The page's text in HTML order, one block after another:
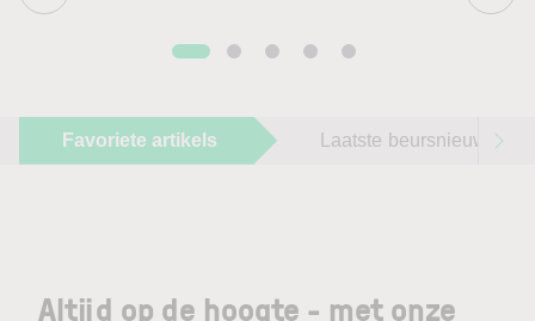
Favoriete artikels Laatste beursnieuws
Altijd op de hoogte - met onze